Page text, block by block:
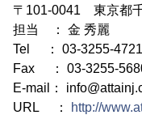
〒101-0041 東京都
担当 ： 金 秀麗
Tel ： 03-3255-4721
Fax ： 03-3255-
E-mail：
URL ：
http://